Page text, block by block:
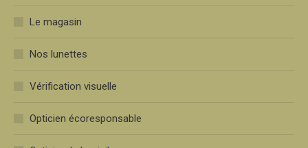
Le magasin
Nos lunettes
Vérification visuelle
Opticien écoresponsable